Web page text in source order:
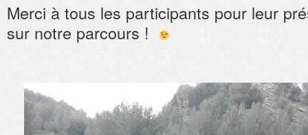
Merci à tous les participants pour leur
sur notre parcours !